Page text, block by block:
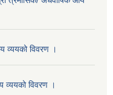
व्ययको विवरण ।
विवरण ।